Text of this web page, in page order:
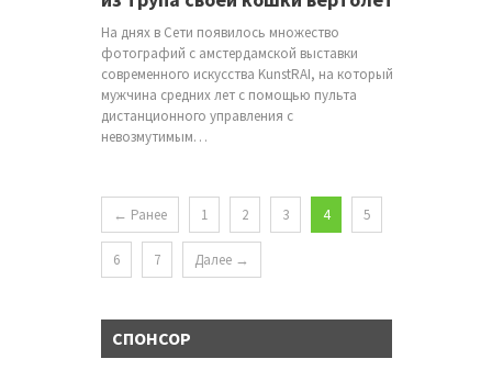
На днях в Сети появилось множество
фотографий с амстердамской выставки
современного искусства KunstRAI, на который
мужчина средних лет с помощью пульта
дистанционного управления с
невозмутимым…
← Ранее 1 2 3 4 5
6 7 Далее →
СПОНСОР